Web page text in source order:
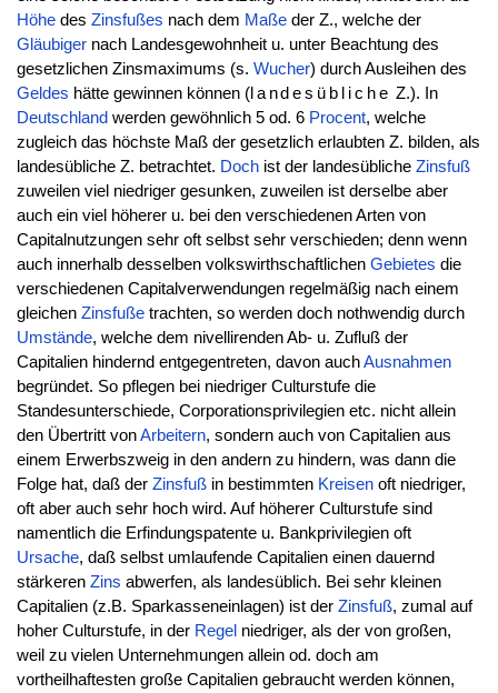
Höhedes Zinsfußes nach dem Maßeder Z., welche der
Gläubigernach Landesgewohnheit u. unter Beachtung des
gesetzlichen Zinsmaximums (s. Wucher) durch Ausleihen des
Geldes hätte gewinnen können (landesübliche Z.). In
Deutschland werden gewöhnlich 5 od. 6 Procent, welche
zugleich das höchste Maß der gesetzlich erlaubten Z. bilden, als
landesübliche Z. betrachtet. Dochist der landesübliche Zinsfuß
zuweilen viel niedriger gesunken, zuweilen ist derselbe aber
auch ein viel höherer u. bei den verschiedenen Arten von
Capitalnutzungen sehr oft selbst sehr verschieden; denn wenn
auch innerhalb desselben volkswirthschaftlichen Gebietes die
verschiedenen Capitalverwendungen regelmäßig nach einem
gleichen Zinsfußetrachten, so werden doch nothwendig durch
Umstände, welche dem nivellirenden Ab- u. Zufluß der
Capitalien hindernd entgegentreten, davon auchAusnahmen
begründet. So pflegen bei niedriger Culturstufe die
Standesunterschiede, Corporationsprivilegien etc. nicht allein
den Übertritt vonArbeitern, sondern auch von Capitalien aus
einem Erwerbszweig in den andern zu hindern, was dann die
Folge hat, daß der Zinsfußin bestimmten Kreisenoft niedriger,
oft aber auch sehr hoch wird. Auf höherer Culturstufe sind
namentlich die Erfindungspatente u. Bankprivilegien oft
Ursache, daß selbst umlaufende Capitalien einen dauernd
stärkeren Zins abwerfen, als landesüblich. Bei sehr kleinen
Capitalien (z.B. Sparkasseneinlagen) ist der Zinsfuß, zumal auf
hoher Culturstufe, in der Regel niedriger, als der von großen,
weil zu vielen Unternehmungen allein od. doch am
vortheilhaftesten große Capitalien gebraucht werden können,